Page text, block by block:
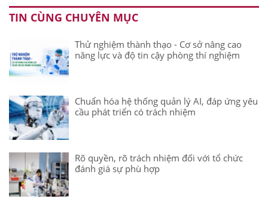
TIN CÙNG CHUYÊN MỤC
Thử nghiệm thành thạo - Cơ sở nâng cao
năng lực và độ tin cậy phòng thí nghiệm
Chuẩn hóa hệ thống quản lý AI, đáp ứng yêu
cầu phát triển có trách nhiệm
Rõ quyền, rõ trách nhiệm đối với tổ chức
đánh giá sự phù hợp